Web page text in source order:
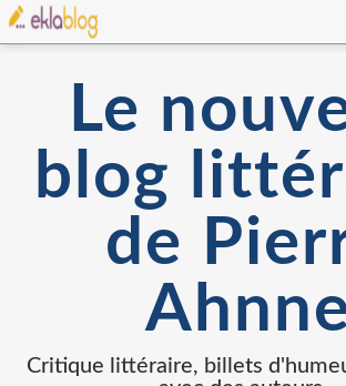
Le
blog
de
Critique littéraire, billets